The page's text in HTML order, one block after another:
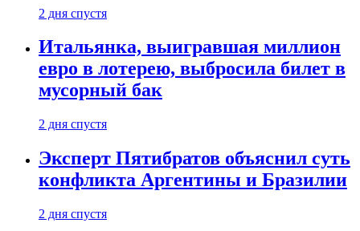
2 дня спустя
Итальянка, выигравшая миллион
евро в лотерею, выбросила билет в
мусорный бак
2 дня спустя
Эксперт Пятибратов объяснил суть
конфликта Аргентины и Бразилии
2 дня спустя